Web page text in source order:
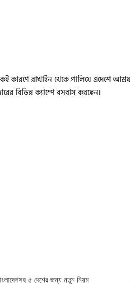
রাখাইন থেকে পালিয়ে এদেশে আশ্রয়
বিভিন্ন ক্যাম্পে বসবাস করছেন।
৫ দেশের জন্য নতুন নিয়ম